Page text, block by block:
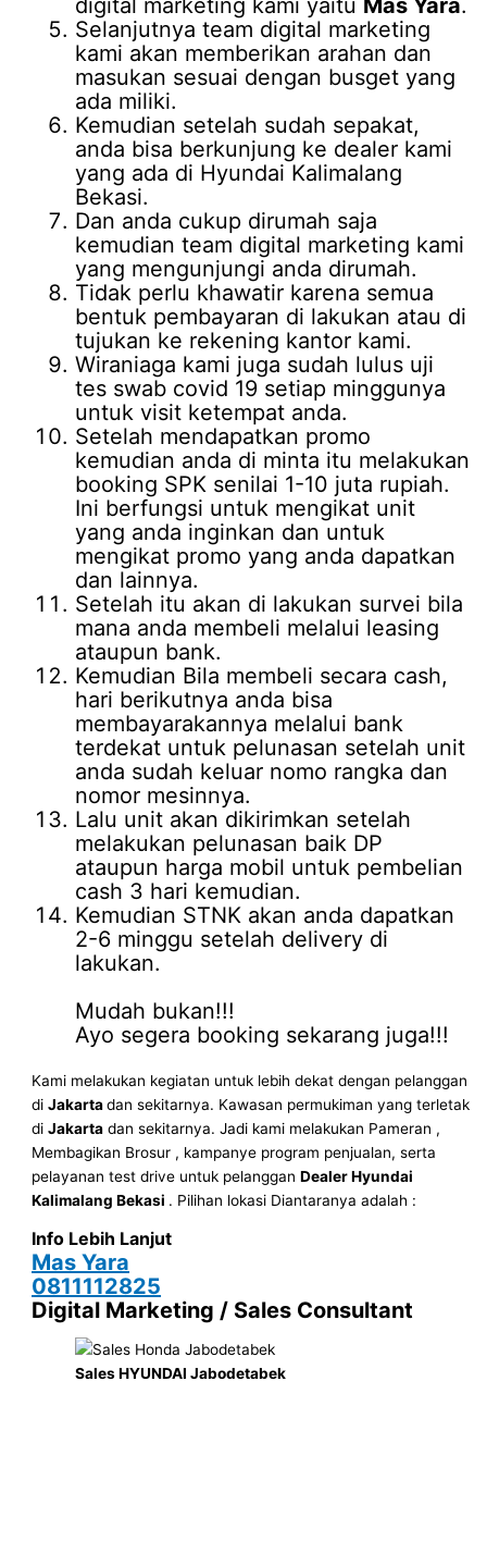
Selanjutnya team digital marketing
kami akan memberikan arahan dan
masukan sesuai dengan busget yang
ada miliki.
Kemudian setelah sudah sepakat,
anda bisa berkunjung ke dealer kami
yang ada di Hyundai Kalimalang
Bekasi.
Dan anda cukup dirumah saja
kemudian team digital marketing kami
yang mengunjungi anda dirumah.
Tidak perlu khawatir karena semua
bentuk pembayaran di lakukan atau di
tujukan ke rekening kantor kami.
Wiraniaga kami juga sudah lulus uji
tes swab covid 19 setiap minggunya
untuk visit ketempat anda.
Setelah mendapatkan promo
kemudian anda di minta itu melakukan
booking SPK senilai 1-10 juta rupiah.
Ini berfungsi untuk mengikat unit
yang anda inginkan dan untuk
mengikat promo yang anda dapatkan
dan lainnya.
Setelah itu akan di lakukan survei bila
mana anda membeli melalui leasing
ataupun bank.
Kemudian Bila membeli secara cash,
hari berikutnya anda bisa
membayarakannya melalui bank
terdekat untuk pelunasan setelah unit
anda sudah keluar nomo rangka dan
nomor mesinnya.
Lalu unit akan dikirimkan setelah
melakukan pelunasan baik DP
ataupun harga mobil untuk pembelian
cash 3 hari kemudian.
Kemudian STNK akan anda dapatkan
2-6 minggu setelah delivery di
lakukan.
Mudah bukan!!!
Ayo segera booking sekarang juga!!!
Kami melakukan kegiatan untuk lebih dekat dengan pelanggan
diJakartadan sekitarnya. Kawasan permukiman yang terletak
diJakarta dan sekitarnya. Jadi kami melakukan Pameran ,
Membagikan Brosur , kampanye program penjualan, serta
pelayanan test drive untuk pelangganDealer Hyundai
Kalimalang Bekasi . Pilihan lokasi Diantaranya adalah :
Info Lebih Lanjut
Mas Yara
0811112825
Digital Marketing / Sales Consultant
Sales HYUNDAI Jabodetabek